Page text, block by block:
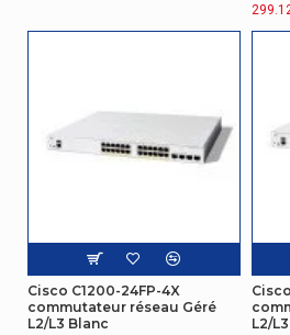
Nom du produit C1300-24MGP-4X
Acheminement
sur politique
Oui
Ergonomie
Cisco C1200-24FP-4X
commutateur réseau Géré
L2/L3 Blanc
L2/